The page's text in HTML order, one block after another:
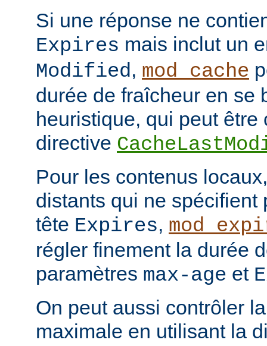
Si une réponse ne
Expires mais inclut un
Modified, mod_cache
durée de fraîcheur en se
heuristique, qui peut être
directive
Pour les contenus
distants qui ne spécifient
tête Expires,
régler finement la durée
paramètres max-age et
On peut aussi contrôler
maximale en utilisant la